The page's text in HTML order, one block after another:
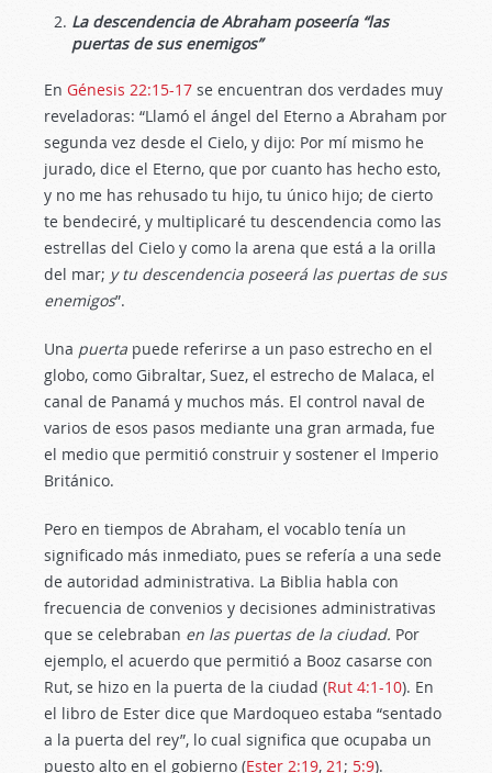
La descendencia de Abraham poseería “las
puertas de sus enemigos”
En Génesis 22:15-17 se encuentran dos verdades muy
reveladoras: “Llamó el ángel del Eterno a Abraham por
segunda vez desde el Cielo, y dijo: Por mí mismo he
jurado, dice el Eterno, que por cuanto has hecho esto,
y no me has rehusado tu hijo, tu único hijo; de cierto
te bendeciré, y multiplicaré tu descendencia como las
estrellas del Cielo y como la arena que está a la orilla
del mar; y tu descendencia poseerá las puertas de sus
enemigos”.
Una puerta puede referirse a un paso estrecho en el
globo, como Gibraltar, Suez, el estrecho de Malaca, el
canal de Panamá y muchos más. El control naval de
varios de esos pasos mediante una gran armada, fue
el medio que permitió construir y sostener el Imperio
Británico.
Pero en tiempos de Abraham, el vocablo tenía un
significado más inmediato, pues se refería a una sede
de autoridad administrativa. La Biblia habla con
frecuencia de convenios y decisiones administrativas
que se celebraban en las puertas de la ciudad. Por
ejemplo, el acuerdo que permitió a Booz casarse con
Rut, se hizo en la puerta de la ciudad (Rut 4:1-10). En
el libro de Ester dice que Mardoqueo estaba “sentado
a la puerta del rey”, lo cual significa que ocupaba un
puesto alto en el gobierno (Ester 2:19, 21 ; 5:9).